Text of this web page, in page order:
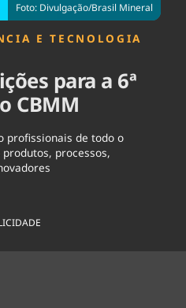
Foto: Divulgação/Brasil Mineral
E TECNOLOGIA
para a 6ª
CBMM
profissionais de todo o
processos,